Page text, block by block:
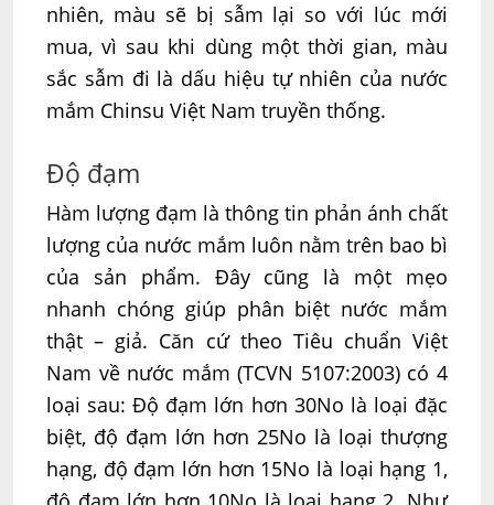
nhiên, màu sẽ bị sẫm lại so với lúc mới
mua, vì sau khi dùng một thời gian, màu
sắc sẫm đi là dấu hiệu tự nhiên của nước
mắm Chinsu Việt Nam truyền thống.
Độ đạm
Hàm lượng đạm là thông tin phản ánh chất
lượng của nước mắm luôn nằm trên bao bì
của sản phẩm. Đây cũng là một mẹo
nhanh chóng giúp phân biệt nước mắm
thật – giả. Căn cứ theo Tiêu chuẩn Việt
Nam về nước mắm (TCVN 5107:2003) có 4
loại sau: Độ đạm lớn hơn 30No là loại đặc
biệt, độ đạm lớn hơn 25No là loại thượng
hạng, độ đạm lớn hơn 15No là loại hạng 1,